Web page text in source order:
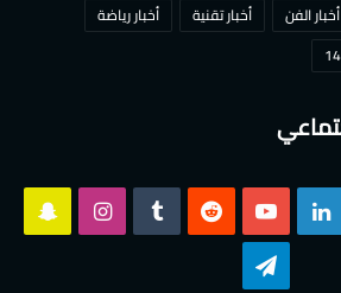
أخبار الفن أخبار تقنية
أخبار رياضة
لينكدإن ‫YouTube انستقرام